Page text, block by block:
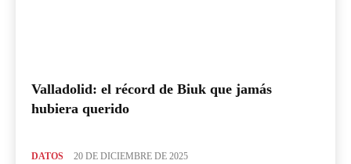
Valladolid: el récord de Biuk que jamás
hubiera querido
DATOS 20 DE DICIEMBRE DE 2025